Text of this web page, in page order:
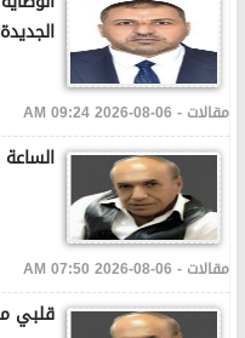
مقالات - 06-08-2026 09:24 AM
الساعة 6 طلعت شناعة
مقالات - 06-08-2026 07:50 AM
قلبي